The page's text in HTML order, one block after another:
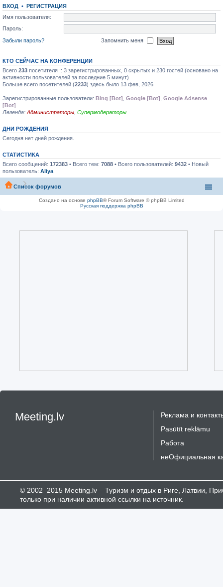
ВХОД •
РЕГИСТРАЦИЯ
Имя пользователя:
Пароль:
Забыли пароль?
Запомнить меня
КТО СЕЙЧАС НА КОНФЕРЕНЦИИ
Всего 233 посетителя :: 3 зарегистрированных, 0 скрытых и 230 гостей (основано на
активности пользователей за последние 5 минут)
Больше всего посетителей (2233) здесь было 13 фев, 2026
Зарегистрированные пользователи: Bing [Bot] Google [Bot]
Google Adsense
[Bot]
Легенда: Администраторы Супермодераторы
ДНИ РОЖДЕНИЯ
Сегодня нет дней рождения.
СТАТИСТИКА
Всего сообщений: 172383 • Всего тем: 7088 • Всего пользователей: 9432 • Новый
пользователь: Aliya
Список форумов
Создано на основе phpBB® Forum Software © phpBB Limited
Русская поддержка phpBB
Meeting.lv
Реклама и
Pasūtīt reklāmu
Работа
неОфициальная
© 2002–2015 Meeting.lv – Туризм и отдых в Риге, Латвии,
только при наличии активной ссылки на источник.